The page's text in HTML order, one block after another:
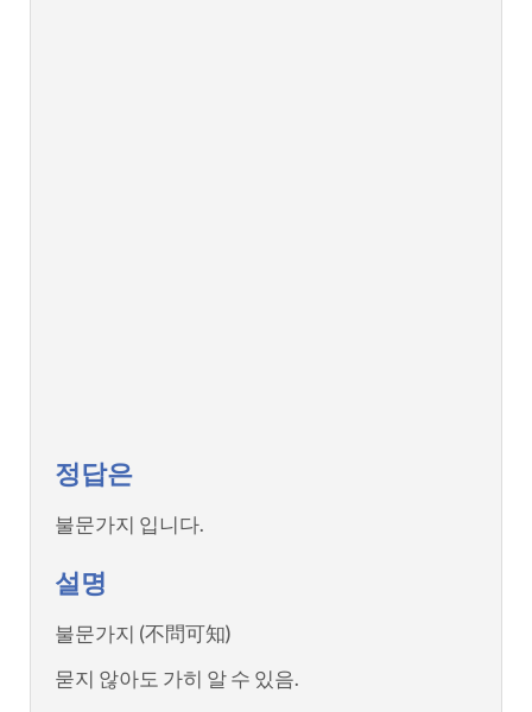
정답은
불문가지 입니다.
설명
불문가지 (不問可知)
묻지 않아도 가히 알 수 있음.